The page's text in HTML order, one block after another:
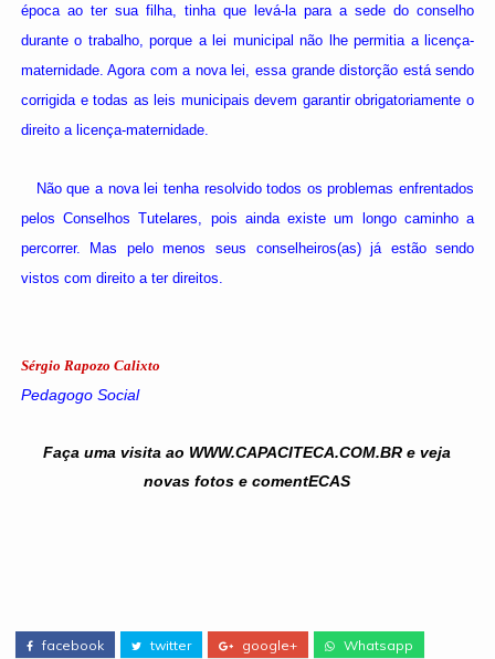
época ao ter sua filha, tinha que levá-la para a sede do conselho
durante o trabalho, porque a lei municipal não lhe permitia a licença-
maternidade. Agora com a nova lei, essa grande distorção está sendo
corrigida e todas as leis municipais devem garantir obrigatoriamente o
direito a licença-maternidade.
Não que a nova lei tenha resolvido todos os problemas enfrentados
pelos Conselhos Tutelares, pois ainda existe um longo caminho a
percorrer. Mas pelo menos seus conselheiros(as) já estão sendo
vistos com direito a ter direitos.
Sérgio Rapozo Calixto
Pedagogo Social
Faça uma visita ao WWW.CAPACITECA.COM.BR e veja
novas fotos e comentECAS
facebook twitter google+ Whatsapp